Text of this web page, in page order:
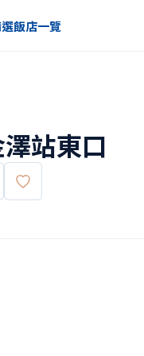
飯店一覽
站東口